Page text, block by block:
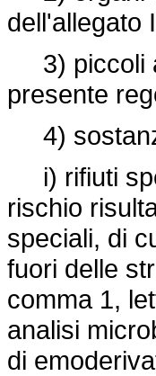
dell'allegato
3) piccoli
presente
4)
i) rifiuti
rischio
speciali, di
fuori delle
comma 1,
analisi
di